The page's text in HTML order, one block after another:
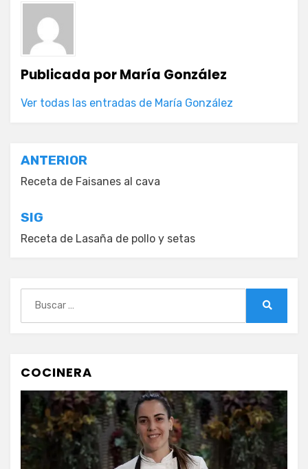
Publicada porMaría González
Ver todas las entradas de María González
Navegación
de
entradas
ANTERIOR
Receta de Faisanes al cava
SIG
Receta de Lasaña de pollo y setas
COCINERA